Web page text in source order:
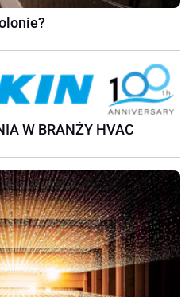
W BRANŻY HVAC